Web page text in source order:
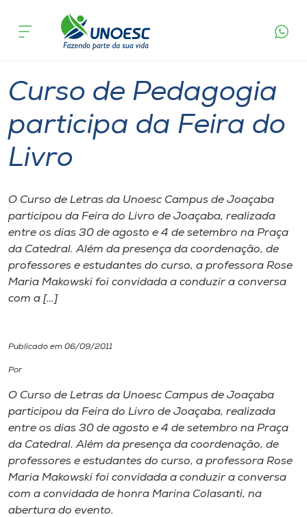
Cursos
Atendimento ao Estudante
Portal de Ensino
A
Internacionalização
Cultura
CPA
Biblioteca
acontece
Curso de Pedagogia
participa da Feira do
Livro
O Curso de Letras da Unoesc Campus de Joaçaba
participou da Feira do Livro de Joaçaba, realizada
entre os dias 30 de agosto e 4 de setembro na Praça
da Catedral. Além da presença da coordenação, de
professores e estudantes do curso, a professora Rose
Maria Makowski foi convidada a conduzir a conversa
com a […]
Publicado em 06/09/2011
Por
O Curso de Letras da Unoesc Campus de Joaçaba
participou da Feira do Livro de Joaçaba, realizada
entre os dias 30 de agosto e 4 de setembro na Praça
da Catedral. Além da presença da coordenação, de
professores e estudantes do curso, a professora Rose
Maria Makowski foi convidada a conduzir a conversa
com a convidada de honra Marina Colasanti, na
abertura do evento.